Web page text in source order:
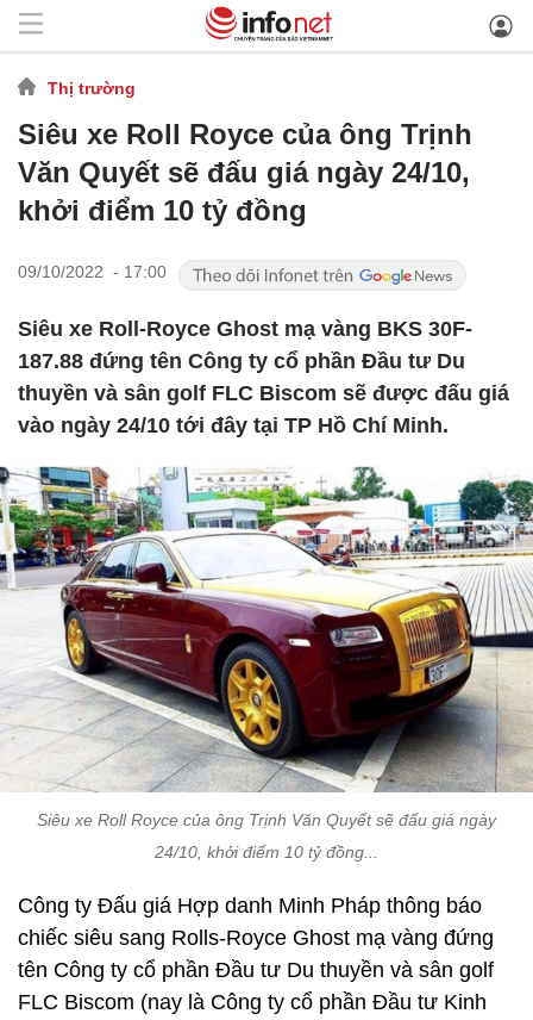
Thị trường
Siêu xe Roll Royce của ông Trịnh
Văn Quyết sẽ đấu giá ngày 24/10,
khởi điểm 10 tỷ đồng
09/10/2022 - 17:00
Siêu xe Roll-Royce Ghost mạ vàng BKS 30F-
187.88 đứng tên Công ty cổ phần Đầu tư Du
thuyền và sân golf FLC Biscom sẽ được đấu giá
vào ngày 24/10 tới đây tại TP Hồ Chí Minh.
Siêu xe Roll Royce của ông Trịnh Văn Quyết sẽ đấu giá ngày
24/10, khởi điểm 10 tỷ đồng...
Công ty Đấu giá Hợp danh Minh Pháp thông báo
chiếc siêu sang Rolls-Royce Ghost mạ vàng đứng
tên Công ty cổ phần Đầu tư Du thuyền và sân golf
FLC Biscom (nay là Công ty cổ phần Đầu tư Kinh